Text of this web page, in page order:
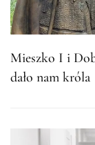
Mieszko I i
dało nam króla